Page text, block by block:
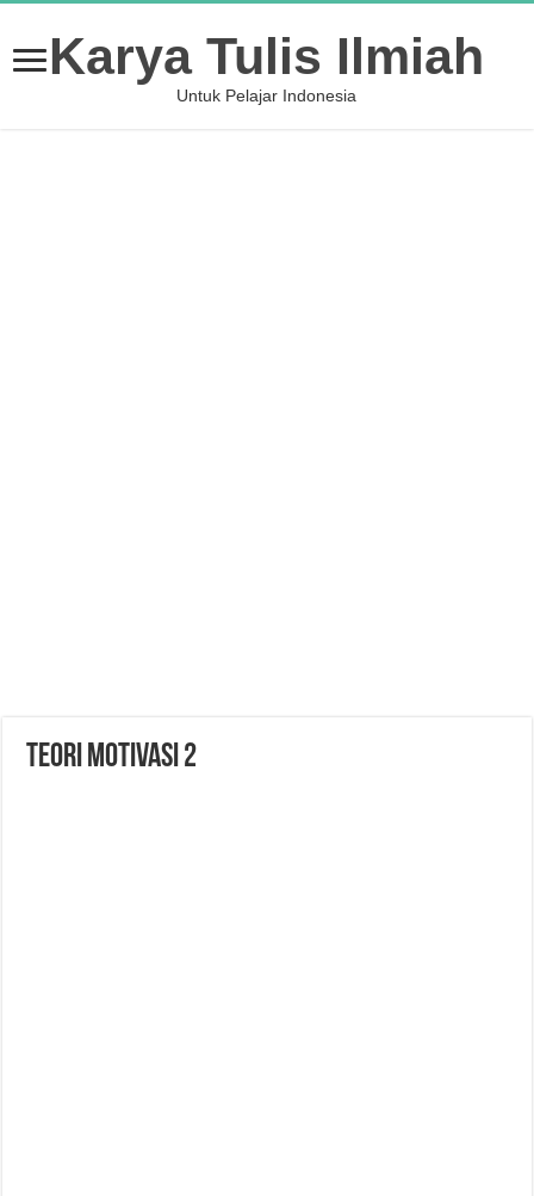
Karya Tulis Ilmiah
Untuk Pelajar Indonesia
Teori motivasi 2